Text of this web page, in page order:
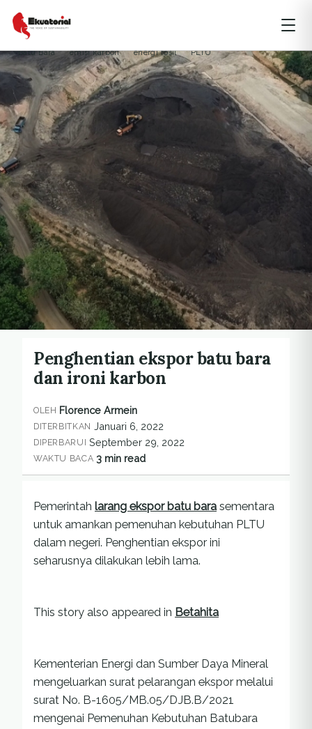
ARTIKEL
Batu Bara emisi karbon energi fosil PLTU
Penghentian ekspor batu bara
dan ironi karbon
OLEH Florence Armein
DITERBITKAN Januari 6, 2022
DIPERBARUI September 29, 2022
WAKTU BACA 3 min read
Pemerintah larang ekspor batu bara sementara
untuk amankan pemenuhan kebutuhan PLTU
dalam negeri. Penghentian ekspor ini
seharusnya dilakukan lebih lama.
This story also appeared in Betahita
Kementerian Energi dan Sumber Daya Mineral
mengeluarkan surat pelarangan ekspor melalui
surat No. B-1605/MB.05/DJB.B/2021
mengenai Pemenuhan Kebutuhan Batubara